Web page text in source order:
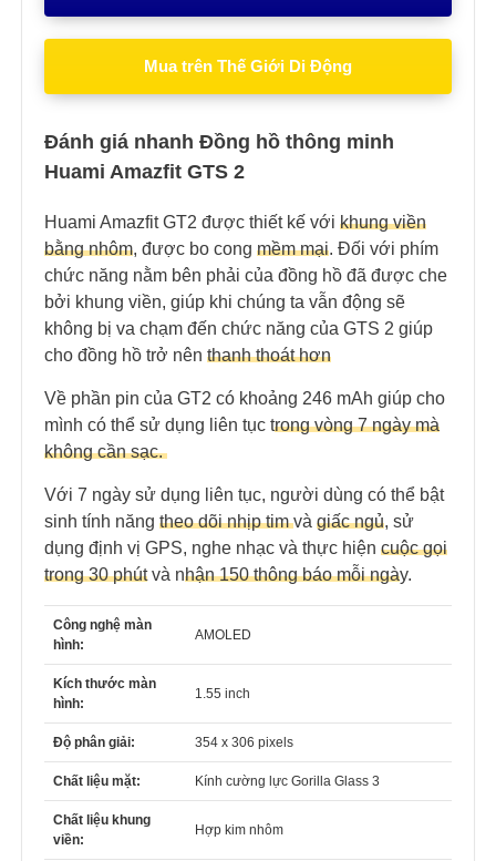
Mua trên Thế Giới Di Động
Đánh giá nhanh Đồng hồ thông minh
Huami Amazfit GTS 2
Huami Amazfit GT2 được thiết kế với khung viền
bằng nhôm, được bo cong mềm mại. Đối với phím
chức năng nằm bên phải của đồng hồ đã được che
bởi khung viền, giúp khi chúng ta vẫn động sẽ
không bị va chạm đến chức năng của GTS 2 giúp
cho đồng hồ trở nên thanh thoát hơn
Về phần pin của GT2 có khoảng 246 mAh giúp cho
mình có thể sử dụng liên tục trong vòng 7 ngày mà
không cần sạc.
Với 7 ngày sử dụng liên tục, người dùng có thể bật
sinh tính năng theo dõi nhịp timvà giấc ngủ, sử
dụng định vị GPS, nghe nhạc và thực hiện cuộc gọi
trong 30 phútvà nhận 150 thông báo mỗi ngày.
Công nghệ màn
hình:
AMOLED
Kích thước màn
hình:
1.55 inch
Độ phân giải: 354 x 306 pixels
Chất liệu mặt: Kính cường lực Gorilla Glass 3
Chất liệu khung
viền:
Hợp kim nhôm